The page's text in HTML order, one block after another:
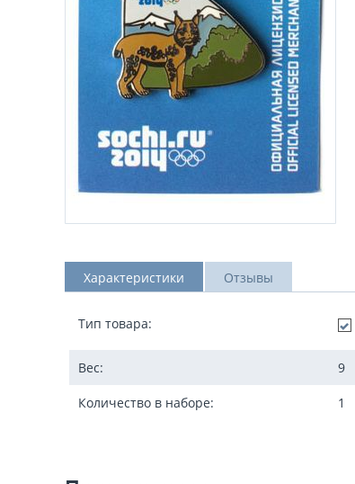
Характеристики Отзывы
Тип товара:
Вес: 9
Количество в наборе: 1